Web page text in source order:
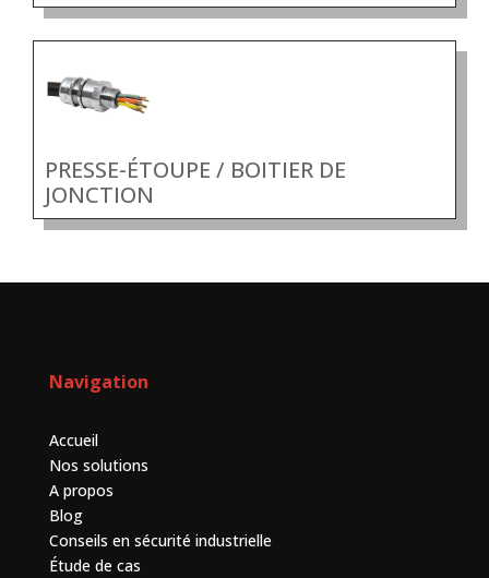
PRESSE-ÉTOUPE / BOITIER DE
JONCTION
Navigation
Accueil
Nos solutions
A propos
Blog
Conseils en sécurité industrielle
Étude de cas